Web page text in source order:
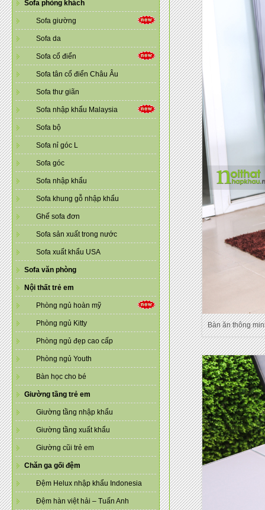
Sofa phòng khách
Sofa giường
Sofa da
Sofa cổ điển
Sofa tân cổ điển Châu Âu
Sofa thư giãn
Sofa nhập khẩu Malaysia
Sofa bộ
Sofa nỉ góc L
Sofa góc
Sofa nhập khẩu
Sofa khung gỗ nhập khẩu
Ghế sofa đơn
Sofa sản xuất trong nước
Sofa xuất khẩu USA
Sofa văn phòng
Nội thất trẻ em
Phòng ngủ hoàn mỹ
Phòng ngủ Kitty
Phòng ngủ đẹp cao cấp
Phòng ngủ Youth
Bàn học cho bé
Giường tầng trẻ em
Giường tầng nhập khẩu
Giường tầng xuất khẩu
Giường cũi trẻ em
Chăn ga gối đệm
Đệm Helux nhập khẩu Indonesia
Đệm hàn việt hải – Tuấn Anh
Bàn ăn thông